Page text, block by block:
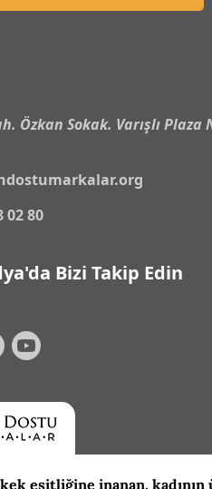
Özkan Sokak. Varışlı Plaza
02 80
Bizi Takip Edin
eşitliğine inanan,